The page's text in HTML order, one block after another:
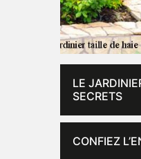
LE
SECRETS
CONFIEZ